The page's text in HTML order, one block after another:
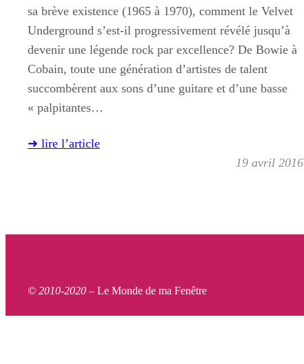
sa brève existence (1965 à 1970), comment le Velvet
Underground s’est-il progressivement révélé jusqu’à
devenir une légende rock par excellence? De Bowie à
Cobain, toute une génération d’artistes de talent
succombèrent aux sons d’une guitare et d’une basse
« palpitantes…
➜ lire l’article
19 avril 2016
© 2010-2020 – Le Monde de ma Fenêtre